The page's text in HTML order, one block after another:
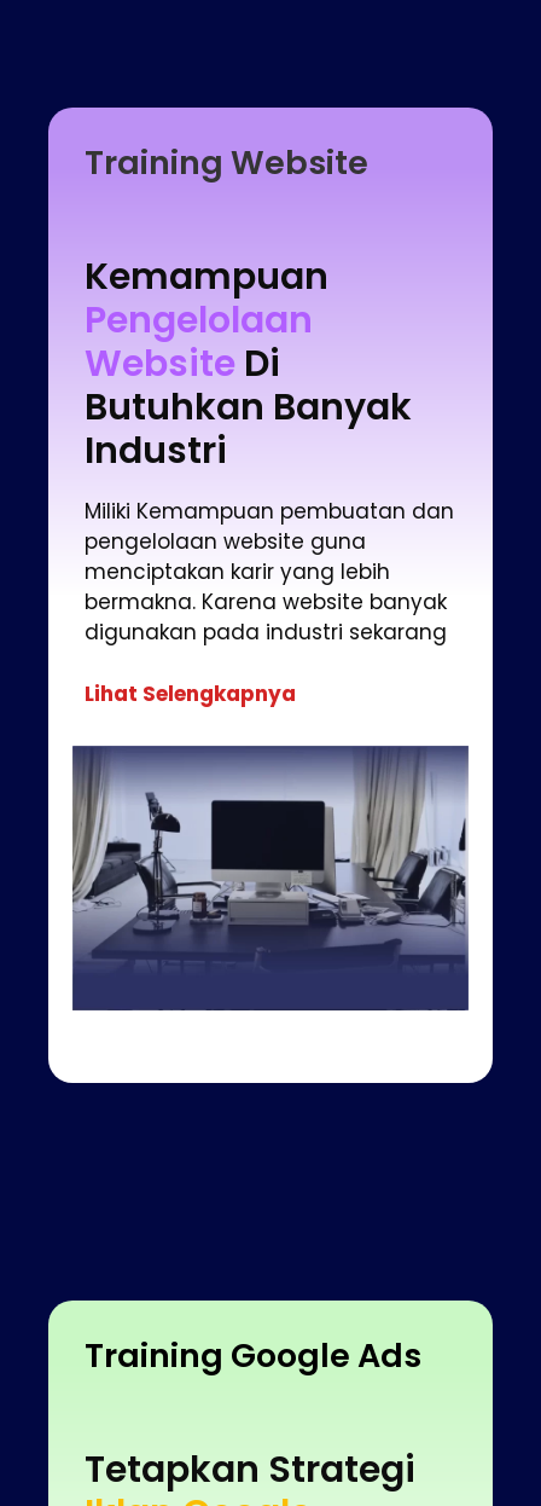
Training Website
Kemampuan
Pengelolaan
Website Di
Butuhkan Banyak
Industri
Miliki Kemampuan pembuatan dan
pengelolaan website guna
menciptakan karir yang lebih
bermakna. Karena website banyak
digunakan pada industri sekarang
Lihat Selengkapnya
Training Google Ads
Tetapkan Strategi